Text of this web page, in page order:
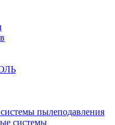
пылеподавления
системы